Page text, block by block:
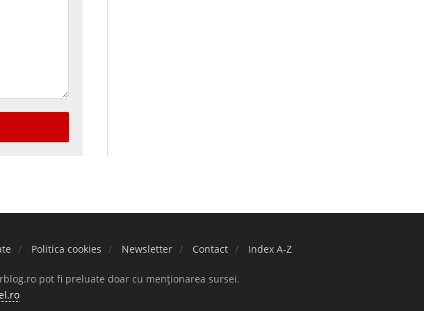
Politica cookies Newsletter Contact Index A-Z
pot fi preluate doar cu menționarea sursei.